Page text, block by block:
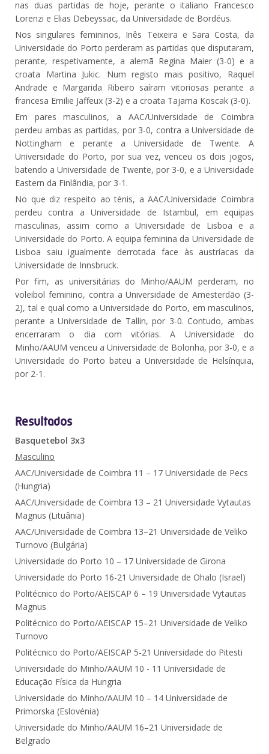
nas duas partidas de hoje, perante o italiano Francesco
Lorenzi e Elias Debeyssac, da Universidade de Bordéus.
Nos singulares femininos, Inês Teixeira e Sara Costa, da
Universidade do Porto perderam as partidas que disputaram,
perante, respetivamente, a alemã Regina Maier (3-0) e a
croata Martina Jukic. Num registo mais positivo, Raquel
Andrade e Margarida Ribeiro saíram vitoriosas perante a
francesa Emilie Jaffeux (3-2) e a croata Tajama Koscak (3-0).
Em pares masculinos, a AAC/Universidade de Coimbra
perdeu ambas as partidas, por 3-0, contra a Universidade de
Nottingham e perante a Universidade de Twente. A
Universidade do Porto, por sua vez, venceu os dois jogos,
batendo a Universidade de Twente, por 3-0, e a Universidade
Eastern da Finlândia, por 3-1.
No que diz respeito ao ténis, a AAC/Universidade Coimbra
perdeu contra a Universidade de Istambul, em equipas
masculinas, assim como a Universidade de Lisboa e a
Universidade do Porto. A equipa feminina da Universidade de
Lisboa saiu igualmente derrotada face às austríacas da
Universidade de Innsbruck.
Por fim, as universitárias do Minho/AAUM perderam, no
voleibol feminino, contra a Universidade de Amesterdão (3-
2), tal e qual como a Universidade do Porto, em masculinos,
perante a Universidade de Tallin, por 3-0. Contudo, ambas
encerraram o dia com vitórias. A Universidade do
Minho/AAUM venceu a Universidade de Bolonha, por 3-0, e a
Universidade do Porto bateu a Universidade de Helsínquia,
por 2-1.
Resultados
Basquetebol 3x3
Masculino
AAC/Universidade de Coimbra 11 – 17 Universidade de Pecs
(Hungria)
AAC/Universidade de Coimbra 13 – 21 Universidade Vytautas
Magnus (Lituânia)
AAC/Universidade de Coimbra 13–21 Universidade de Veliko
Turnovo (Bulgária)
Universidade do Porto 10 – 17 Universidade de Girona
Universidade do Porto 16-21 Universidade de Ohalo (Israel)
Politécnico do Porto/AEISCAP 6 – 19 Universidade Vytautas
Magnus
Politécnico do Porto/AEISCAP 15–21 Universidade de Veliko
Turnovo
Politécnico do Porto/AEISCAP 5-21 Universidade do Pitesti
Universidade do Minho/AAUM 10 - 11 Universidade de
Educação Física da Hungria
Universidade do Minho/AAUM 10 – 14 Universidade de
Primorska (Eslovénia)
Universidade do Minho/AAUM 16–21 Universidade de
Belgrado